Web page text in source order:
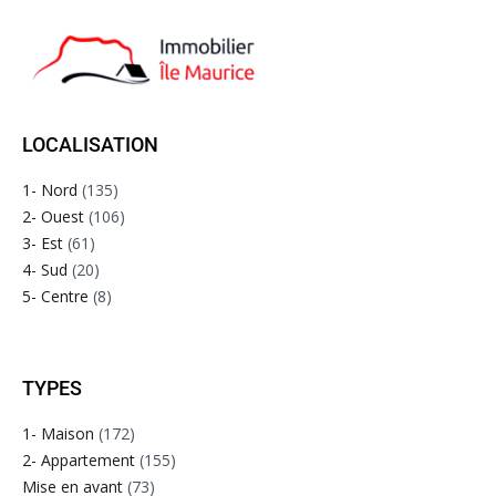
LOCALISATION
1- Nord (135)
2- Ouest (106)
3- Est (61)
4- Sud (20)
5- Centre (8)
TYPES
1- Maison (172)
2- Appartement (155)
Mise en avant (73)